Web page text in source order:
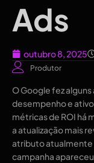
Ads
outubro 8, 2025
Produtor
O Google fez
desempenho e
métricas de ROI há
a atualização mais
atributo atualmente
campanha